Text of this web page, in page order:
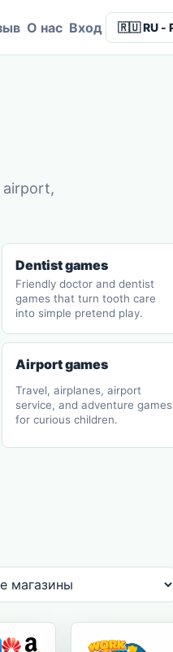
О нас Вход Language
airport,
Dentist games
Friendly doctor and dentist
games that turn tooth care
into simple pretend play.
Airport games
Travel, airplanes, airport
service, and adventure games
for curious children.